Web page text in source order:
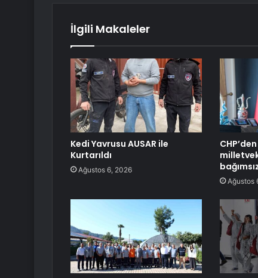
İlgili Makaleler
Kedi Yavrusu AUSAR ile
Kurtarıldı
Ağustos 6, 2026
Ağustos